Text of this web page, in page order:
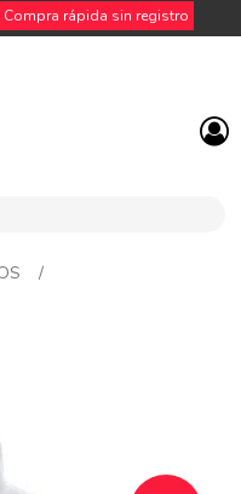
Compra rápida sin registro
/